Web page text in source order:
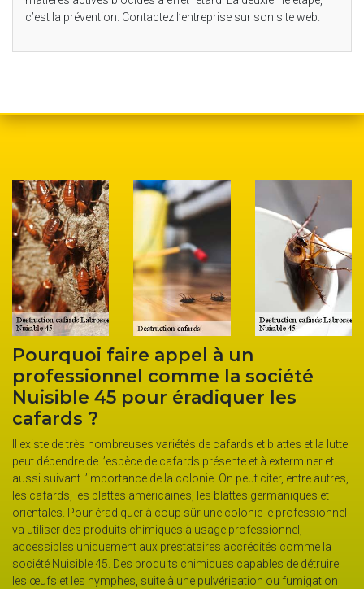
c’est la prévention. Contactez l’entreprise sur son site web.
faire appel à un
comme la société
45 pour éradiquer les
?
nombreuses variétés de cafards et blattes et la lutte
de l’espèce de cafards présente et à exterminer et
l’importance de la colonie. On peut citer, entre autres,
blattes américaines, les blattes germaniques et
éradiquer à coup sûr une colonie le professionnel
produits chimiques à usage professionnel,
aux prestataires accrédités comme la
45. Des produits chimiques capables de détruire
nymphes, suite à une pulvérisation ou fumigation
cafards
est réputée pour
agit à plusieurs
l’utilisation de
uniquement
certifiés. Elle
divers
actions
peut s’agir de